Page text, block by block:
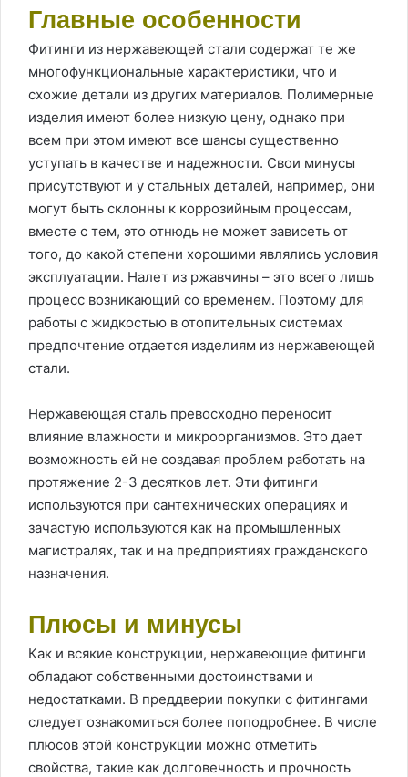
Главные особенности
Фитинги из нержавеющей стали содержат те же
многофункциональные характеристики, что и
схожие детали из других материалов. Полимерные
изделия имеют более низкую цену, однако при
всем при этом имеют все шансы существенно
уступать в качестве и надежности. Свои минусы
присутствуют и у стальных деталей, например, они
могут быть склонны к коррозийным процессам,
вместе с тем, это отнюдь не может зависеть от
того, до какой степени хорошими являлись условия
эксплуатации. Налет из ржавчины – это всего лишь
процесс возникающий со временем. Поэтому для
работы с жидкостью в отопительных системах
предпочтение отдается изделиям из нержавеющей
стали.
Нержавеющая сталь превосходно переносит
влияние влажности и микроорганизмов. Это дает
возможность ей не создавая проблем работать на
протяжение 2-3 десятков лет. Эти фитинги
используются при сантехнических операциях и
зачастую используются как на промышленных
магистралях, так и на предприятиях гражданского
назначения.
Плюсы и минусы
Как и всякие конструкции, нержавеющие фитинги
обладают собственными достоинствами и
недостатками. В преддверии покупки с фитингами
следует ознакомиться более поподробнее. В числе
плюсов этой конструкции можно отметить
свойства, такие как долговечность и прочность